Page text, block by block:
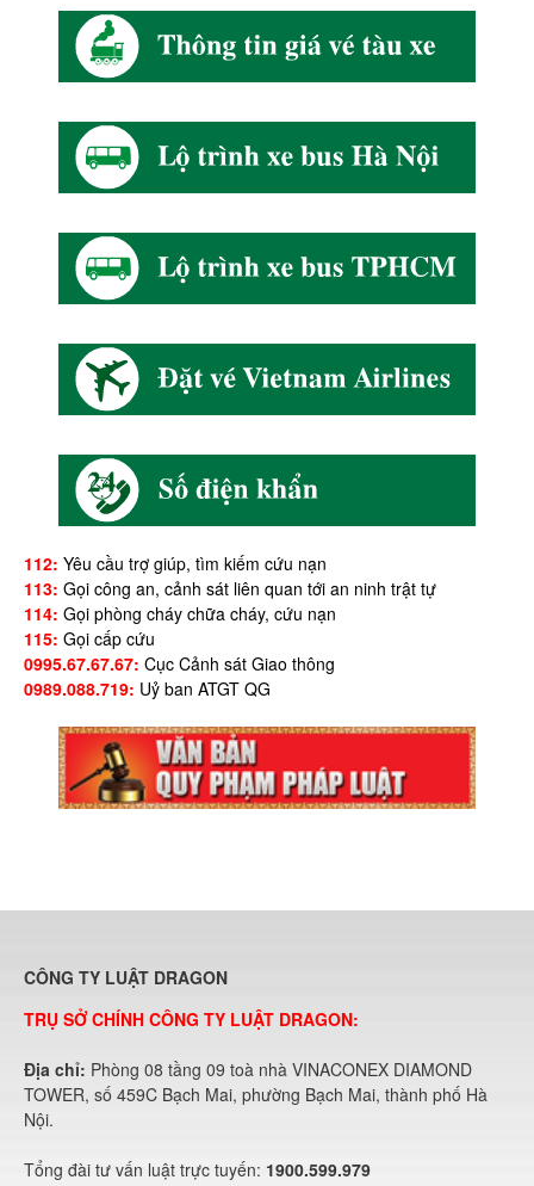
112: Yêu cầu trợ giúp, tìm kiếm cứu nạn
113: Gọi công an, cảnh sát liên quan tới an ninh trật tự
114: Gọi phòng cháy chữa cháy, cứu nạn
115: Gọi cấp cứu
0995.67.67.67: Cục Cảnh sát Giao thông
0989.088.719: Uỷ ban ATGT QG
CÔNG TY LUẬT DRAGON
TRỤ SỞ CHÍNH CÔNG TY LUẬT DRAGON:
Địa chỉ: Phòng 08 tầng 09 toà nhà VINACONEX DIAMOND
TOWER, số 459C Bạch Mai, phường Bạch Mai, thành phố Hà
Nội.
Tổng đài tư vấn luật trực tuyến: 1900.599.979